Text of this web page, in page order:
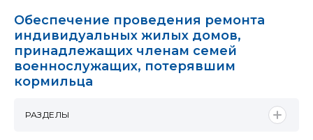
Обеспечение проведения ремонта
индивидуальных жилых домов,
принадлежащих членам семей
военнослужащих, потерявшим
кормильца
РАЗДЕЛЫ